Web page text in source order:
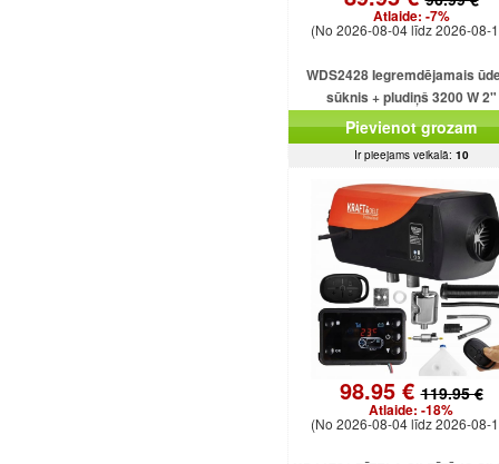
Atlaide: -7%
(No 2026-08-04 līdz 2026-08-
WDS2428 Iegremdējamais
sūknis + pludiņš 3200 W 2"
Pievienot grozam
Ir pieejams veikalā: 10
98.95 €119.95 €
Atlaide: -18%
(No 2026-08-04 līdz 2026-08-